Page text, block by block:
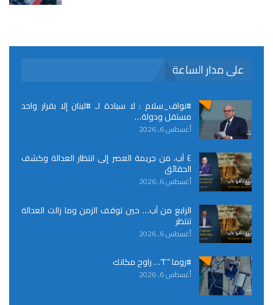
على مدار الساعة
#نواف_سلام : لا سيادة لـ #لبنان إلا بقرار واحد
مستقل ودولة…
أغسطس 6, 2026
٤ آب، من جريمة العصر إلى انتظار العدالة وكشف
الحقائق
أغسطس 6, 2026
الرابع من آب… حين توقف الزمن وما زالت العدالة
تنتظر
أغسطس 6, 2026
#روما “٢”… راوح مكانك
أغسطس 6, 2026